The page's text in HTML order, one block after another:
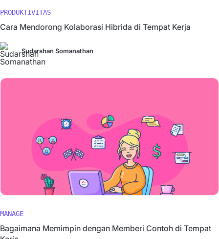
PRODUKTIVITAS
Cara Mendorong Kolaborasi Hibrida di Tempat Kerja
Sudarshan Somanathan
MANAGE
Bagaimana Memimpin dengan Memberi Contoh di Tempat